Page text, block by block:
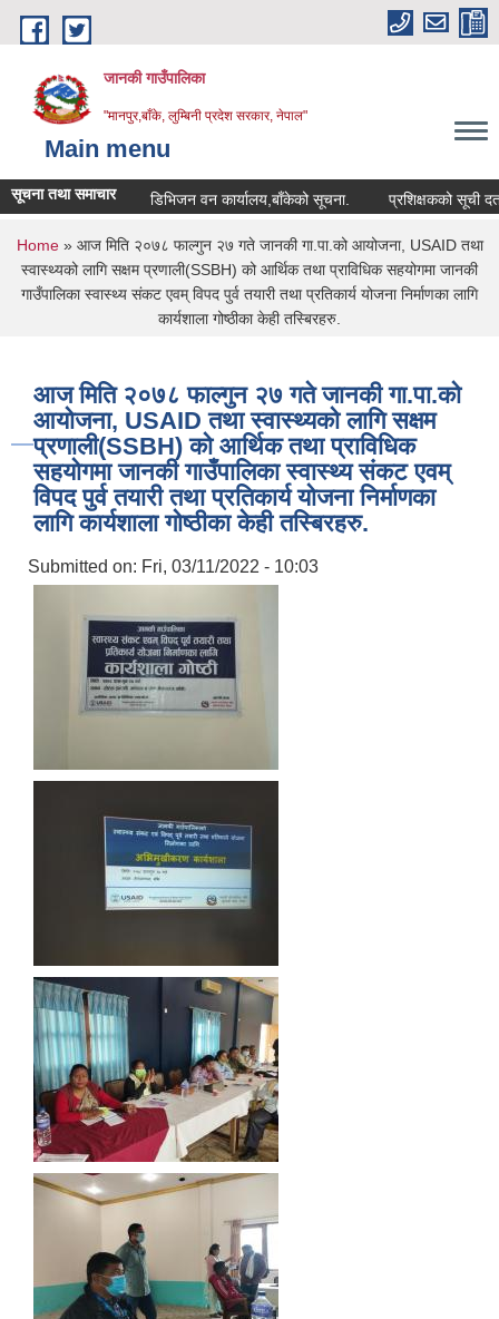
Skip to main content
जानकी गाउँपालिका
"मानपुर,बाँके, लुम्बिनी प्रदेश सरकार, नेपाल"
Main menu
सूचना तथा समाचारडिभिजन वन कार्यालय,बाँकेको सूचना. प्रशिक्षकको सूची दर्ता
You are here
Home» आज मिति २०७८ फाल्गुन २७ गते जानकी गा.पा.को आयोजना, USAID तथा
स्वास्थ्यको लागि सक्षम प्रणाली(SSBH) को आर्थिक तथा प्राविधिक सहयोगमा जानकी
गाउँपालिका स्वास्थ्य संकट एवम् विपद पुर्व तयारी तथा प्रतिकार्य योजना निर्माणका लागि
कार्यशाला गोष्ठीका केही तस्बिरहरु.
आज मिति २०७८ फाल्गुन २७ गते जानकी गा.पा.को
आयोजना, USAID तथा स्वास्थ्यको लागि सक्षम
प्रणाली(SSBH) को आर्थिक तथा प्राविधिक
सहयोगमा जानकी गाउँपालिका स्वास्थ्य संकट एवम्
विपद पुर्व तयारी तथा प्रतिकार्य योजना निर्माणका
लागि कार्यशाला गोष्ठीका केही तस्बिरहरु.
Submitted on: Fri, 03/11/2022 - 10:03